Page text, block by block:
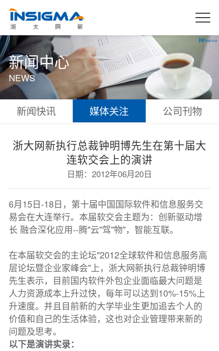
新闻中心
NEWS
新闻快讯 媒体关注 公司刊物
浙大网新执行总裁钟明博先生在第十届大
连软交会上的演讲
日期： 2012年06月20日
6月15日-18日，第十届中国国际软件和信息服务交
易会在大连举行。本届软交会主题为：创新驱动增
长 融合深化应用--腾"云"驾"物"，智能互联。
在本届软交会的主论坛"2012全球软件和信息服务高
层论坛暨企业家峰会"上，浙大网新执行总裁钟明博
先生表示，目前国内软件外包企业面临最大问题是
人力资源成本上升过快，每年可以达到10%-15%上
升速度。并且目前新的大学毕业生更加追去个人的
价值和自己的生活体验，这也对企业管理带来新的
问题及思考。
以下是演讲实录：